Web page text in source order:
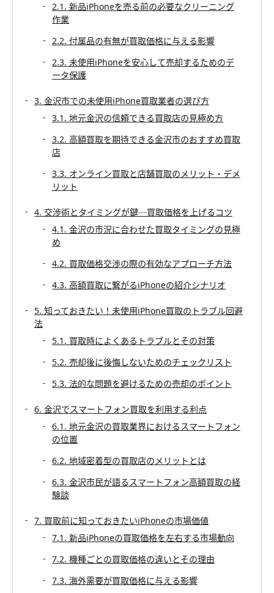
2.1. 新品iPhoneを売る前の必要なクリーニング
作業
2.2. 付属品の有無が買取価格に与える影響
2.3. 未使用iPhoneを安心して売却するためのデ
ータ保護
3. 金沢市での未使用iPhone買取業者の選び方
3.1. 地元金沢の信頼できる買取店の見極め方
3.2. 高額買取を期待できる金沢市のおすすめ買取
店
3.3. オンライン買取と店舗買取のメリット・デメ
リット
4. 交渉術とタイミングが鍵─買取価格を上げるコツ
4.1. 金沢の市況に合わせた買取タイミングの見極
め
4.2. 買取価格交渉の際の有効なアプローチ方法
4.3. 高額買取に繋がるiPhoneの紹介シナリオ
5. 知っておきたい！未使用iPhone買取のトラブル回避
法
5.1. 買取時によくあるトラブルとその対策
5.2. 売却後に後悔しないためのチェックリスト
5.3. 法的な問題を避けるための売却のポイント
6. 金沢でスマートフォン買取を利用する利点
6.1. 地元金沢の買取業界におけるスマートフォン
の位置
6.2. 地域密着型の買取店のメリットとは
6.3. 金沢市民が語るスマートフォン高額買取の経
験談
7. 買取前に知っておきたいiPhoneの市場価値
7.1. 新品iPhoneの買取価格を左右する市場動向
7.2. 機種ごとの買取価格の違いとその理由
7.3. 海外需要が買取価格に与える影響